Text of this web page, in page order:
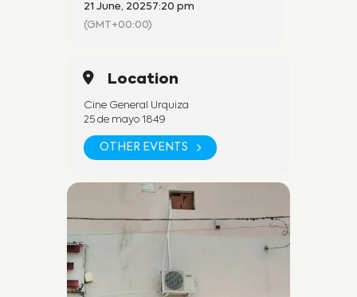
boletería
SEGUINOS EN REDES SOCIALES
https://www.facebook.com/cineu
rquizadesanjose
Instagram:
https://www.instagram.com/cineu
21 June, 20257:20 pm
(GMT+00:00)
Location
Cine General Urquiza
25 de mayo 1849
OTHER EVENTS